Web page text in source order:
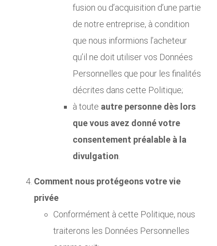
fusion ou d’acquisition d’une partie
de notre entreprise, à condition
que nous informions l’acheteur
qu’il ne doit utiliser vos Données
Personnelles que pour les finalités
décrites dans cette Politique;
à toute autre personne dès lors
que vous avez donné votre
consentement préalable à la
divulgation
Comment nous protégeons votre vie
privée
Conformément à cette Politique, nous
traiterons les Données Personnelles